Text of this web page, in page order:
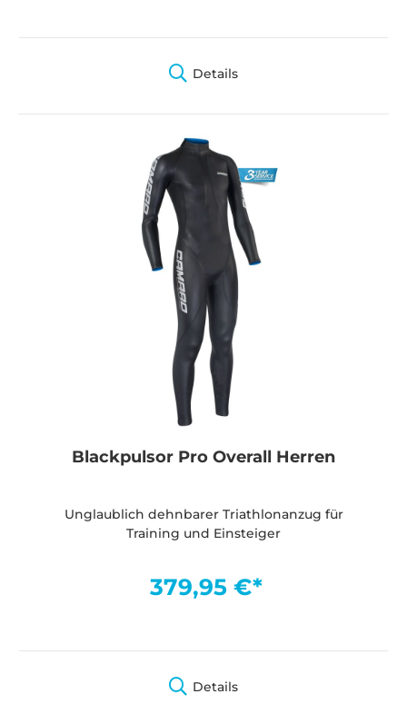
Details
Blackpulsor Pro Overall Herren
Unglaublich dehnbarer Triathlonanzug für
Training und Einsteiger
379,95 €*
Details